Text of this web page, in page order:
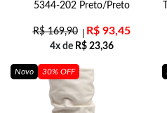
5344-202 Preto/Preto
R$169,90 R$93,45
4x de R$23,36
Novo 30% OFF